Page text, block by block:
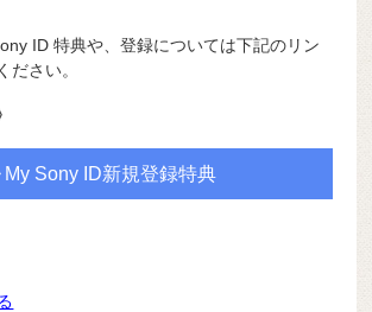
ID 特典や、登録については下記のリン
ださい。
My Sony ID新規登録特典